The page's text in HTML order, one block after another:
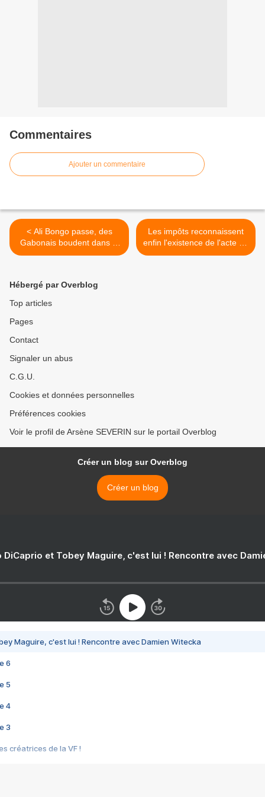
Commentaires
Ajouter un commentaire
< Ali Bongo passe, des
Gabonais boudent dans la
rue!
Les impôts reconnaissent
enfin l'existence de l'acte de
cession de Warid >
Hébergé par Overblog
Top articles
Pages
Contact
Signaler un abus
C.G.U.
Cookies et données personnelles
Préférences cookies
Voir le profil de Arsène SEVERIN sur le portail Overblog
Créer un blog sur Overblog
Créer un blog
DiCaprio et Tobey Maguire, c'est lui ! Rencontre avec
Maguire, c'est lui ! Rencontre avec Damien Witecka
6
5
4
3
créatrices de la VF !